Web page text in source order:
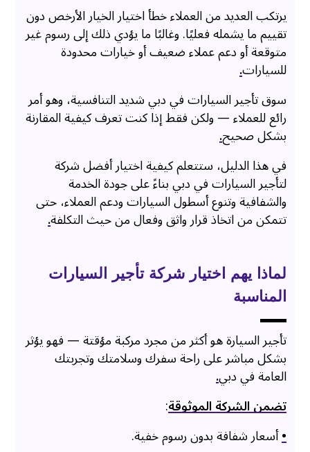
يرتكب العديد من العملاء خطأ اختيار الخيار الأرخص دون
تقييم ما يشمله فعليًا. وغالبًا ما يؤدي ذلك إلى رسوم غير
متوقعة أو دعم عملاء ضعيف أو خيارات محدودة
للسيارات.
سوق تأجير السيارات في دبي شديد التنافسية، وهو أمر
رائع للعملاء — ولكن فقط إذا كنت تعرف كيفية المقارنة
بشكل صحيح.
في هذا الدليل، ستتعلم كيفية اختيار أفضل شركة
لتأجير السيارات في دبي بناءً على جودة الخدمة
والشفافية وتنوع أسطول السيارات ودعم العملاء، حتى
تتمكن من اتخاذ قرار واثق وفعال من حيث التكلفة.
لماذا يهم اختيار شركة تأجير السيارات
المناسبة
تأجير السيارة هو أكثر من مجرد مركبة مؤقتة — فهو يؤثر
بشكل مباشر على راحة سفرك وسلامتك وتجربتك
العامة في دبي.
تضمن الشركة الموثوقة:
•أسعار شفافة بدون رسوم خفية.